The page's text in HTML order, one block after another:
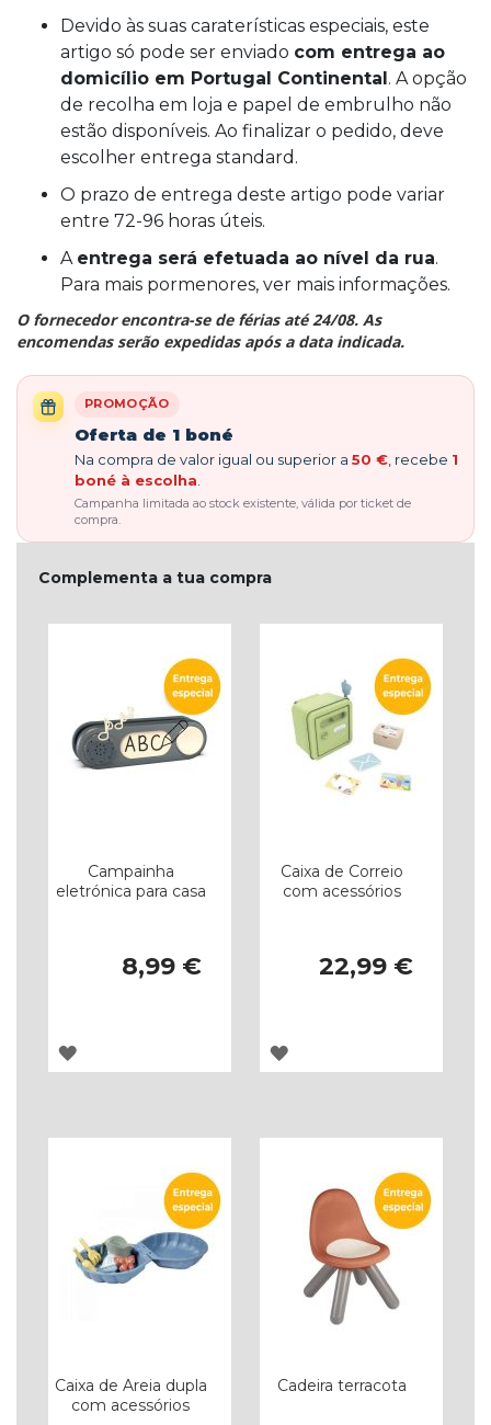
Devido às suas caraterísticas especiais, este
artigo só pode ser enviado com entrega ao
domicílio em Portugal Continental. A opção
de recolha em loja e papel de embrulho não
estão disponíveis. Ao finalizar o pedido, deve
escolher entrega standard.
O prazo de entrega deste artigo pode variar
entre 72-96 horas úteis.
A entrega será efetuada ao nível da rua.
Para mais pormenores, ver mais informações.
O fornecedor encontra-se de férias até 24/08. As
encomendas serão expedidas após a data indicada.
PROMOÇÃO
Oferta de 1 boné
Na compra de valor igual ou superior a 50 € , recebe 1
boné à escolha
Campanha limitada ao stock existente, válida por ticket de
compra.
Complementa a tua compra
Campainha
eletrónica para casa
8,99 €
ADICIONAR
Caixa de Correio
com acessórios
22,99 €
ADICIONAR
DESEJOS
Caixa de Areia dupla
com acessórios
Cadeira terracota